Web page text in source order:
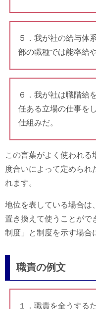
５．我が社の給与体
部の職種では能率給
６．我が社は職階給
任ある立場の仕事を
仕組みだ。
この言葉がよく使われる
度合いによって定められ
れます。
地位を表している場合は
置き換えて使うことがで
制度」と制度を示す場合
職責の例文
１．職責を全うする